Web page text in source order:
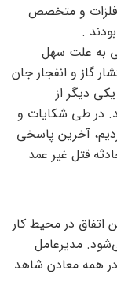
فلزات و متخصص
.
بازنشستگی در سن ۵۸ سالگی به علت سهل
گاز و انفجار جان
دیگر از
در طی شکایات و
آخرین پاسخی
قتل غیر عمد
اتفاق در محیط کار
مدیرعامل
در همه معادن شاهد